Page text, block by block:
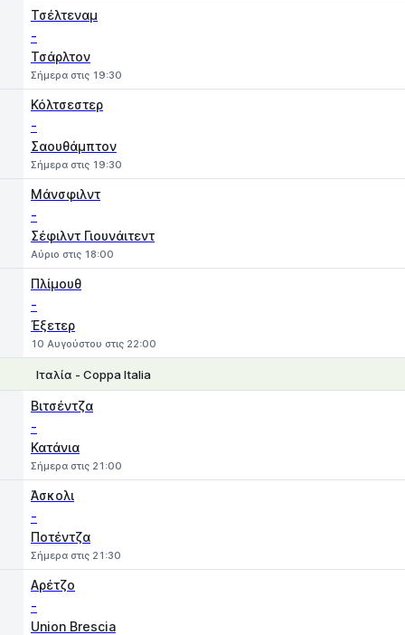
Τσέλτεναμ
-
Τσάρλτον
Σήμερα στις 19:30
Κόλτσεστερ
-
Σαουθάμπτον
Σήμερα στις 19:30
Μάνσφιλντ
-
Σέφιλντ Γιουνάιτεντ
Αύριο στις 18:00
Πλίμουθ
-
Έξετερ
10 Αυγούστου στις 22:00
Ιταλία - Coppa Italia
Βιτσέντζα
-
Κατάνια
Σήμερα στις 21:00
Άσκολι
-
Ποτέντζα
Σήμερα στις 21:30
Αρέτζο
-
Union Brescia